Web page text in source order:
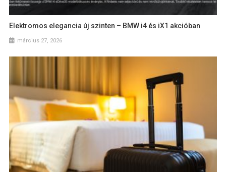
Elektromos elegancia új szinten – BMW i4 és iX1 akcióban
március 27, 2026